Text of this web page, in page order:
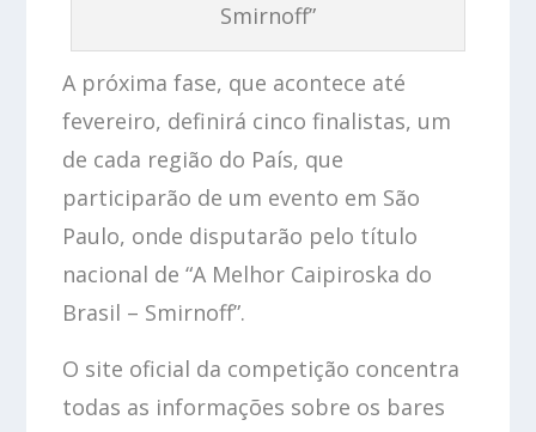
Smirnoff”
A próxima fase, que acontece até
fevereiro, definirá cinco finalistas, um
de cada região do País, que
participarão de um evento em São
Paulo, onde disputarão pelo título
nacional de “A Melhor Caipiroska do
Brasil – Smirnoff”.
O site oficial da competição concentra
todas as informações sobre os bares